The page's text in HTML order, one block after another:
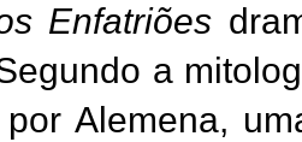
Enfatriões
a
Alemena,